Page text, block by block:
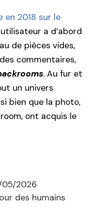
en 2018 sur le
utilisateur a d’abord
de pièces vides,
commentaires,
. Au fur et
un univers
bien que la photo,
ont acquis le
05/2026
des humains